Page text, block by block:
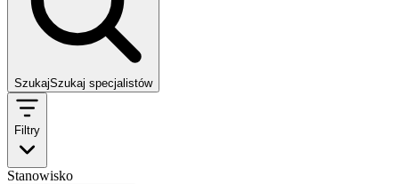
SzukajSzukaj specjalistów
Filtry
Stanowisko